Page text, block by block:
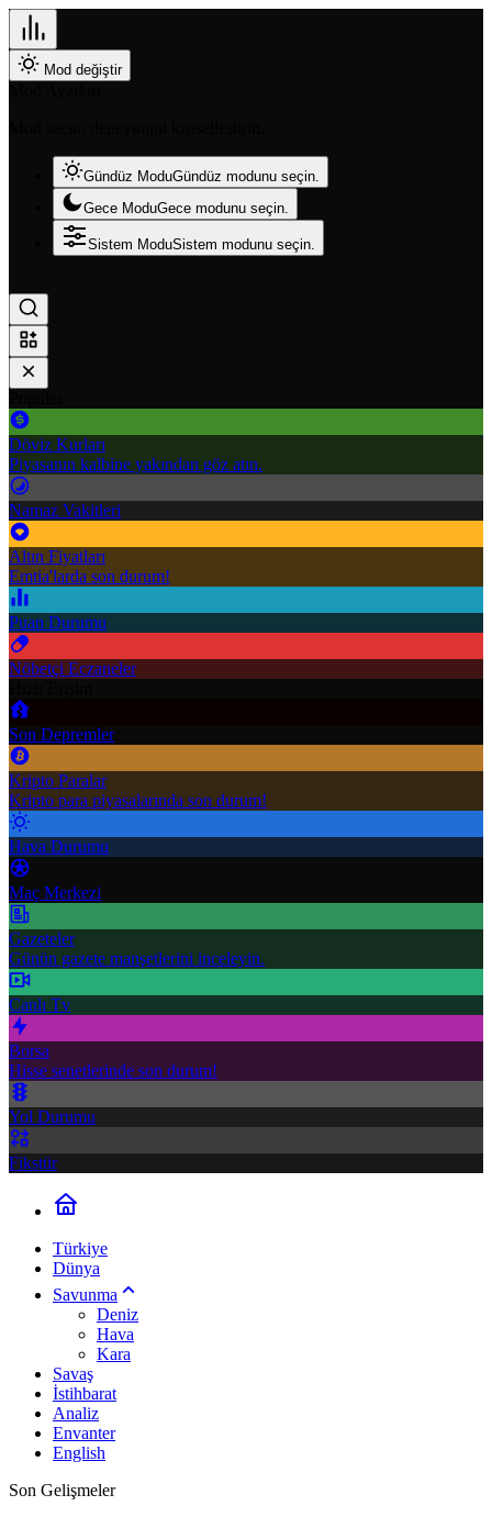
Mod değiştir
Gündüz ModuGündüz modunu seçin.
Gece ModuGece modunu seçin.
Sistem ModuSistem modunu seçin.
Döviz Kurları
Piyasanın kalbine yakından göz atın.
Namaz Vakitleri
Altın Fiyatları
Emtia'larda son durum!
Puan Durumu
Nöbetçi Eczaneler
Son Depremler
Kripto Paralar
Kripto para piyasalarında son durum!
Hava Durumu
Maç Merkezi
Gazeteler
Günün gazete manşetlerini inceleyin.
Canlı Tv
Borsa
Hisse senetlerinde son durum!
Yol Durumu
Fikstür
Türkiye
Dünya
Savunma
Deniz
Hava
Kara
Savaş
İstihbarat
Analiz
Envanter
English
Son Gelişmeler